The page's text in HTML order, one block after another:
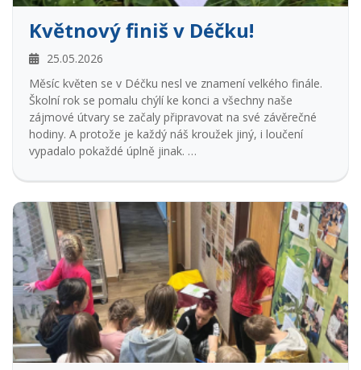
Květnový finiš v Déčku!
25.05.2026
Měsíc květen se v Déčku nesl ve znamení velkého finále.
Školní rok se pomalu chýlí ke konci a všechny naše
zájmové útvary se začaly připravovat na své závěrečné
hodiny. A protože je každý náš kroužek jiný, i loučení
vypadalo pokaždé úplně jinak.
Florbalová derby měla šťávu, napětí by se dalo krájet a o
vítězství se bojovalo do poslední vteřiny. Stolní tenisté
změřili síly v přátelských utkáních. Rybáři vytáhli pruty k
závěrečným závodům a airsoftové kroužky proměnily
terén v akční hřiště plné taktiky a dobrodružství na svých
bojovkách, na které s chlapci pravidelně vyráží také jejich
tatínci. Fotografové se pochlubili svými nejlepšími úlovky
na slavnostní vernisáži. Pohybové kroužky otevřely své
dveře rodičům, některé skupiny vyrazily za odměnu na
bowling, jiné slavily po svém.